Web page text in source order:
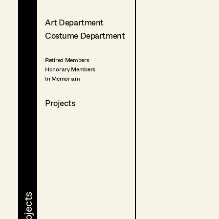
Art Department
Costume Department
Retired Members
Honorary Members
In Memoriam
Projects